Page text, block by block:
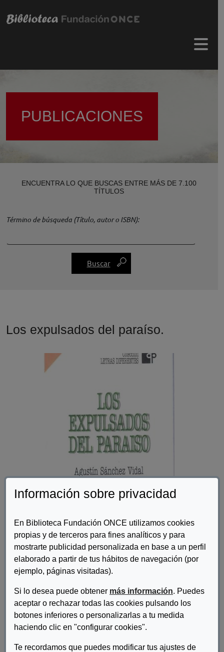
Información sobre privacidad
En Biblioteca Fundación ONCE utilizamos cookies
propias y de terceros para fines analíticos y para
mostrarte publicidad personalizada en base a un perfil
elaborado a partir de tus hábitos de navegación (por
ejemplo, páginas visitadas).
Si lo desea puede obtener más información. Puedes
aceptar o rechazar todas las cookies pulsando los
botones inferiores o personalizarlas a tu medida
haciendo clic en "configurar cookies".
Te recordamos que puedes modificar tus ajustes de
PUBLICACIONES
ENCUENTRA LO QUE BUSCAS ENTRE MÁS DE 7.100
TÍTULOS
Término de búsqueda (Título, autor o ISBN)
Los expulsados del paraíso.
Autor/es:Sánchez Vidal, Agustín
Descripcion:
repetidas veces, con incoherencia sólo aparente, a aquellos que
han sido desplazados del gran festín de la vida convencional,
mal definida como normal; a los expulsados de lo que sólo es un
paraíso artificial. Todos estos olvidados son protagonistas
simbólicos en la filmografía del gran cineasta en búsqueda de
una realidad: la de los deseos.